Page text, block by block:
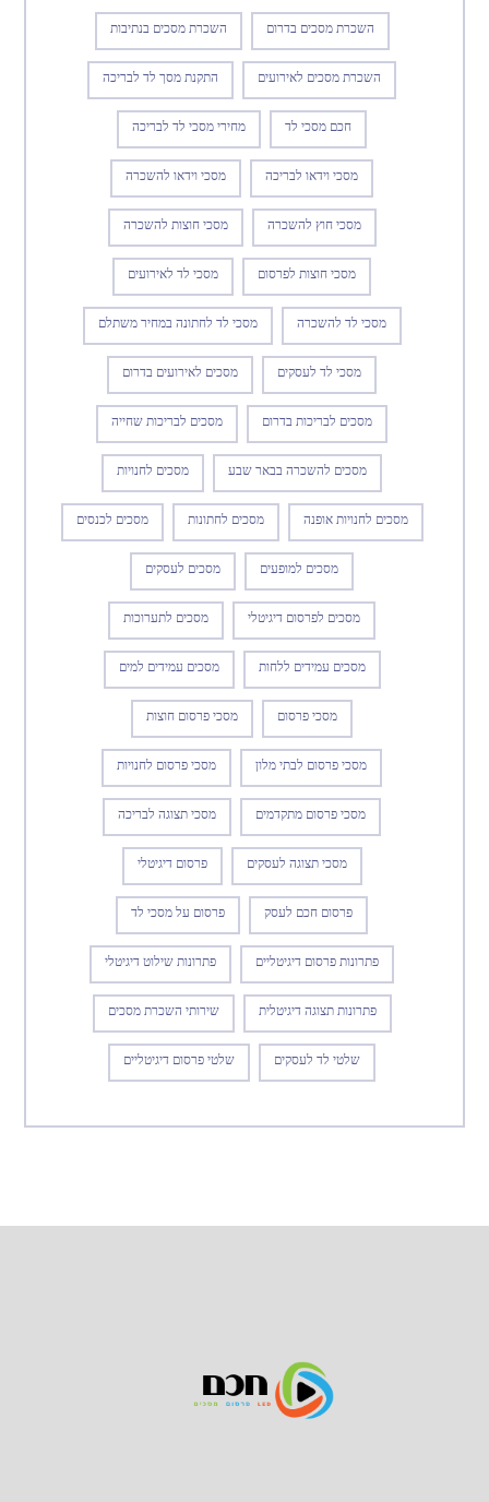
השכרת מסכים בדרום השכרת מסכים בנתיבות
השכרת מסכים לאירועים התקנת מסך לד לבריכה
חכם מסכי לד מחירי מסכי לד לבריכה
מסכי וידאו לבריכה מסכי וידאו להשכרה
מסכי חוץ להשכרה מסכי חוצות להשכרה
מסכי חוצות לפרסום מסכי לד לאירועים
מסכי לד להשכרה מסכי לד לחתונה במחיר משתלם
מסכי לד לעסקים מסכים לאירועים בדרום
מסכים לבריכות בדרום מסכים לבריכות שחייה
מסכים להשכרה בבאר שבע מסכים לחנויות
מסכים לחנויות אופנה מסכים לחתונות מסכים לכנסים
מסכים למופעים מסכים לעסקים
מסכים לפרסום דיגיטלי מסכים לתערוכות
מסכים עמידים ללחות מסכים עמידים למים
מסכי פרסום מסכי פרסום חוצות
מסכי פרסום לבתי מלון מסכי פרסום לחנויות
מסכי פרסום מתקדמים מסכי תצוגה לבריכה
מסכי תצוגה לעסקים פרסום דיגיטלי
פרסום חכם לעסק פרסום על מסכי לד
פתרונות פרסום דיגיטליים פתרונות שילוט דיגיטלי
פתרונות תצוגה דיגיטלית שירותי השכרת מסכים
שלטי לד לעסקים שלטי פרסום דיגיטליים